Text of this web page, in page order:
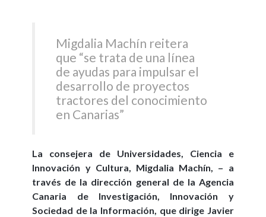
Migdalia Machín reitera
que “se trata de una línea
de ayudas para impulsar el
desarrollo de proyectos
tractores del conocimiento
en Canarias”
La consejera de Universidades, Ciencia e
Innovación y Cultura, Migdalia Machín, – a
través de la dirección general de la Agencia
Canaria de Investigación, Innovación y
Sociedad de la Información, que dirige Javier